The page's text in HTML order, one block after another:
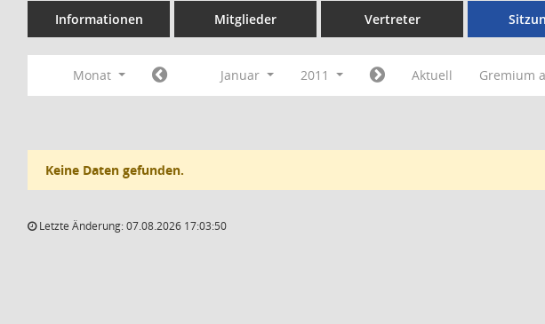
Informationen Mitglieder Vertreter
Monat Januar 2011 Aktuell Gremium
Keine Daten gefunden.
Letzte Änderung: 07.08.2026 17:03:50